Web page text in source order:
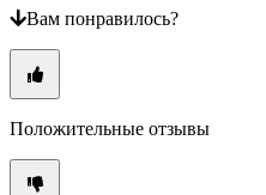
Вам понравилось?
Положительные отзывы